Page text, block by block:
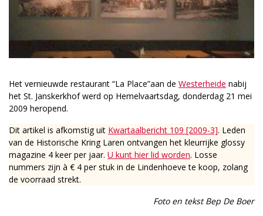
Het vernieuwde restaurant “La Place”aan de Westerheide nabij
het St. Janskerkhof werd op Hemelvaartsdag, donderdag 21 mei
2009 heropend.
Dit artikel is afkomstig uit Kwartaalbericht 109 [2009-3]. Leden
van de Historische Kring Laren ontvangen het kleurrijke glossy
magazine 4 keer per jaar. U kunt hier lid worden. Losse
nummers zijn à € 4 per stuk in de Lindenhoeve te koop, zolang
de voorraad strekt.
Foto en tekst Bep De Boer